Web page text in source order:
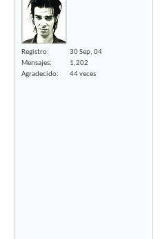
Registro
30 Sep, 04
Mensajes
1,202
Agradecido
44 veces